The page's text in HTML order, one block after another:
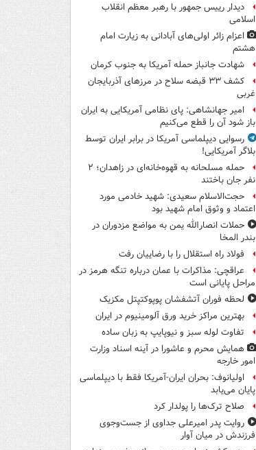
دیدار رییس جمهور با رهبر معظم انقلاب
اسلامی
اعزام زائر اولی‌های آبادانی به زیارت امام
هشتم
شهادت جانباز حمله آمریکا به جنوب کرمان
کشف ۳۳ قبضه سلاح در مرزهای آذربایجان
غربی
امیر جهانشاهی: پای نظامی آمریکایی به ایران
باز شود آن را قطع می‌کنیم
رسوایی دیپلماسی آمریکا در برابر ایران توسط
بلاگر آمریکایی!
حمله مسلحانه به قهوه‌خانه‌ای در زاهدان؛ ۲
نفر جان باختند
حجت‌الاسلام سعیدی: شهید خادمی مورد
اعتماد و وثوق امام شهید بود
حملات انصارالله یمن به مواضع مزدوران در
بندر المخا
فولاد راه استقلال را با رضاییان رفت
عراقچی: مذاکرات با عمان درباره تنگه هرمز در
مراحل پایانی است
لحظه فوران آتشفشان پوپوکتپتل مکزیک
بهترین مراکز خرید ورق آلومینیوم در ایران
تفاوت لوله سبز و نیوپایپ به زبان ساده
همایش محرم و عاشورا در آینه اسناد وزارت
امور خارجه
اولیانوف: بحران ایران-آمریکا فقط با دیپلماسی
پایان می‌یابد
صلاح ترک‌ها را پولدار کرد
روایت پدر امیرعلی جداوی از جست‌وجوی
فرزندش در میان آوار